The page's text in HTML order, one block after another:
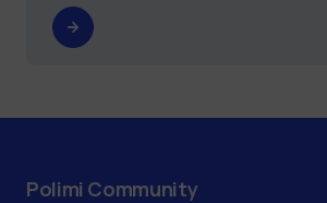
Polimi Community